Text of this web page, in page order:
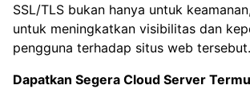
SSL/TLS bukan hanya untuk
untuk meningkatkan visibilitas dan
pengguna terhadap situs web tersebut.
Dapatkan Segera Cloud Server